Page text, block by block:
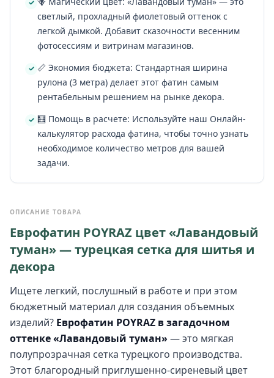
светлый, прохладный фиолетовый оттенок с
легкой дымкой. Добавит сказочности весенним
фотосессиям и витринам магазинов.
📏 Экономия бюджета: Стандартная ширина
рулона (3 метра) делает этот фатин самым
рентабельным решением на рынке декора.
🧮 Помощь в расчете: Используйте наш Онлайн-
калькулятор расхода фатина, чтобы точно узнать
необходимое количество метров для вашей
задачи.
ОПИСАНИЕ ТОВАРА
Еврофатин POYRAZ цвет «Лавандовый
туман» — турецкая сетка для шитья и
декора
Ищете легкий, послушный в работе и при этом
бюджетный материал для создания объемных
изделий? Еврофатин POYRAZ в загадочном
оттенке «Лавандовый туман» — это мягкая
полупрозрачная сетка турецкого производства.
Этот благородный приглушенно-сиреневый цвет